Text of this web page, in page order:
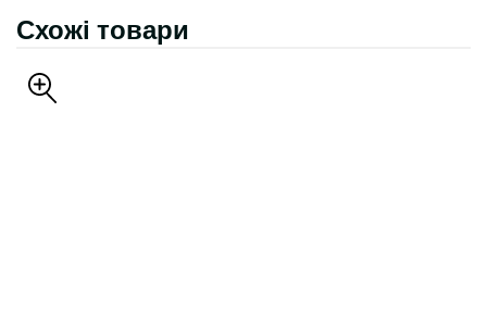
Схожі товари